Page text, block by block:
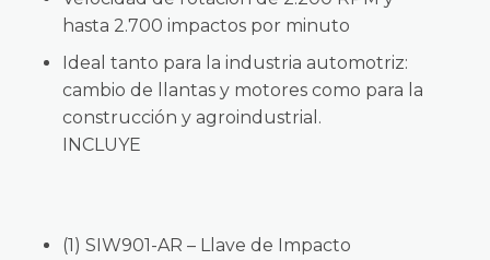
hasta 2.700 impactos por minuto
Ideal tanto para la industria automotriz:
cambio de llantas y motores como para la
construcción y agroindustrial.
INCLUYE
(1) SIW901-AR – Llave de Impacto